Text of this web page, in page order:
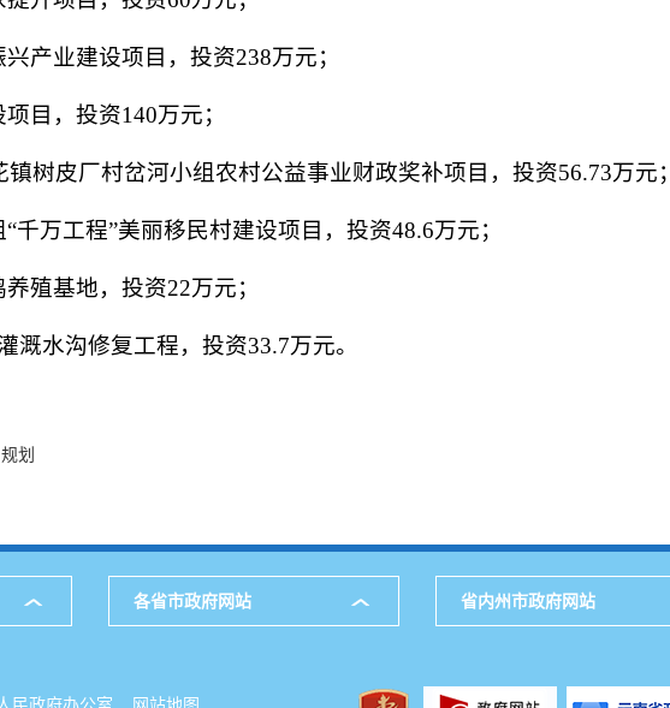
产业建设项目，投资238万元；
目，投资140万元；
树皮厂村岔河小组农村公益事业财政奖补项目，投资56.73万元；
千万工程”美丽移民村建设项目，投资48.6万元；
殖基地，投资22万元；
溉水沟修复工程，投资33.7万元。
划
各省市政府网站 省内州市政府网站